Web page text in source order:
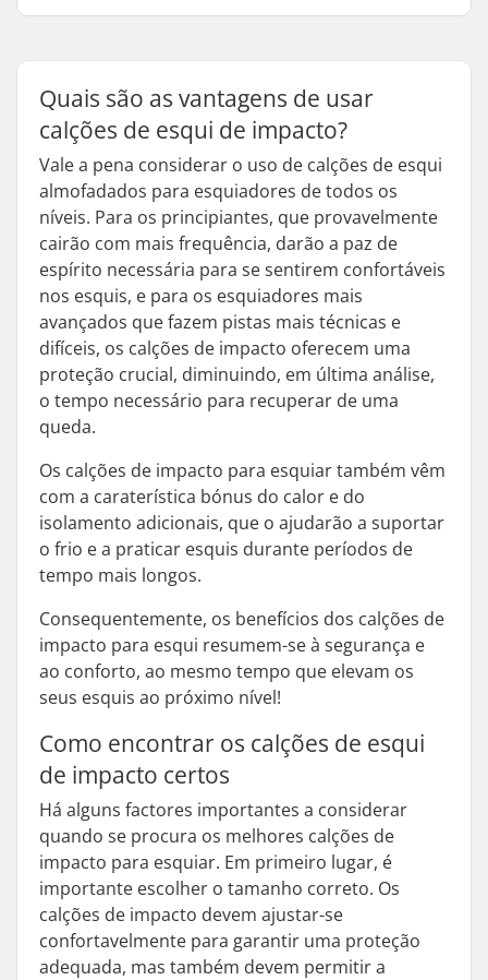
Quais são as vantagens de usar
calções de esqui de impacto?
Vale a pena considerar o uso de calções de esqui
almofadados para esquiadores de todos os
níveis. Para os principiantes, que provavelmente
cairão com mais frequência, darão a paz de
espírito necessária para se sentirem confortáveis
nos esquis, e para os esquiadores mais
avançados que fazem pistas mais técnicas e
difíceis, os calções de impacto oferecem uma
proteção crucial, diminuindo, em última análise,
o tempo necessário para recuperar de uma
queda.
Os calções de impacto para esquiar também vêm
com a caraterística bónus do calor e do
isolamento adicionais, que o ajudarão a suportar
o frio e a praticar esquis durante períodos de
tempo mais longos.
Consequentemente, os benefícios dos calções de
impacto para esqui resumem-se à segurança e
ao conforto, ao mesmo tempo que elevam os
seus esquis ao próximo nível!
Como encontrar os calções de esqui
de impacto certos
Há alguns factores importantes a considerar
quando se procura os melhores calções de
impacto para esquiar. Em primeiro lugar, é
importante escolher o tamanho correto. Os
calções de impacto devem ajustar-se
confortavelmente para garantir uma proteção
adequada, mas também devem permitir a